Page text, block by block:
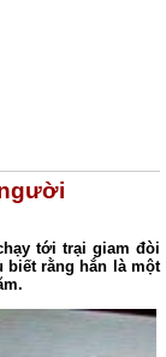
tới trại giam đòi
biết rằng hắn là một